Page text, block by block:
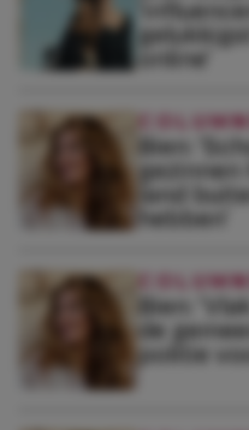
online’
Bien:
gezinnen
land
hebben’
Bien:
de
politie